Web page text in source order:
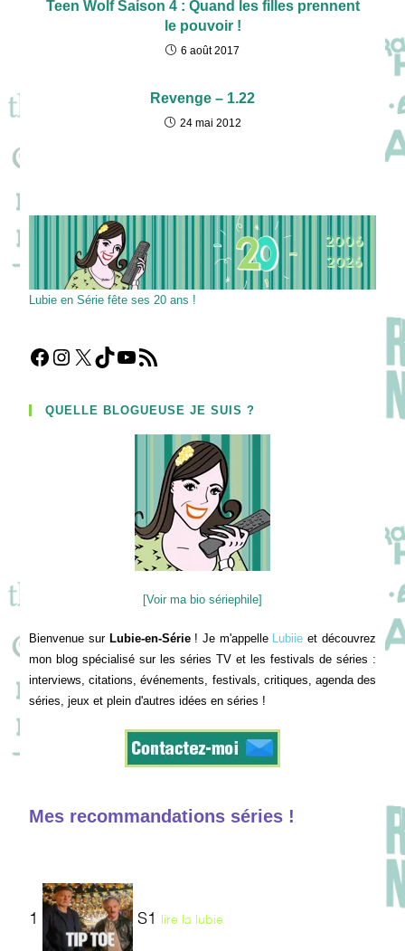
Teen Wolf Saison 4 : Quand les filles prennent
le pouvoir !
6 août 2017
Revenge – 1.22
24 mai 2012
Lubie en Série fête ses 20 ans !
Facebook
Instagram
X TikTokYouTube
Flux RSS
QUELLE BLOGUEUSE JE SUIS ?
[Voir ma bio sériephile]
Bienvenue sur Lubie-en-Série! Je m'appelle Lubiie et découvrez
mon blog spécialisé sur les séries TV et les festivals de séries :
interviews, citations, événements, festivals, critiques, agenda des
séries, jeux et plein d'autres idées en séries !
Mes recommandations séries !
1 S1 lire la lubie